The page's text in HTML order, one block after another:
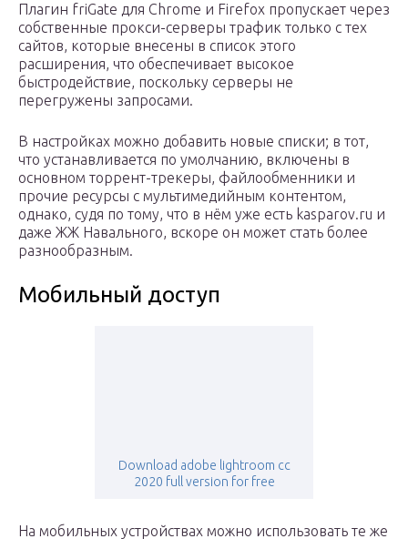
Плагин friGate для Chrome и Firefox пропускает через
собственные прокси-серверы трафик только с тех
сайтов, которые внесены в список этого
расширения, что обеспечивает высокое
быстродействие, поскольку серверы не
перегружены запросами.
В настройках можно добавить новые списки; в тот,
что устанавливается по умолчанию, включены в
основном торрент-трекеры, файлообменники и
прочие ресурсы с мультимедийным контентом,
однако, судя по тому, что в нём уже есть kasparov.ru и
даже ЖЖ Навального, вскоре он может стать более
разнообразным.
Мобильный доступ
Download adobe lightroom cc
2020 full version for free
На мобильных устройствах можно использовать те же